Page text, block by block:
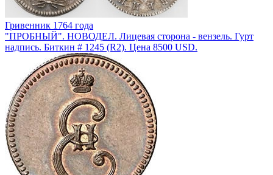
Гривенник 1764 года
"ПРОБНЫЙ". НОВОДЕЛ. Лицевая сторона - вензель. Гурт
надпись. Биткин # 1245 (R2). Цена 8500 USD.